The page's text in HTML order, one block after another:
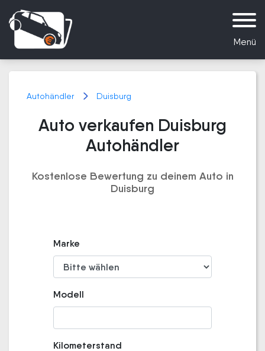
Menü
Autohändler Duisburg
Auto verkaufen Duisburg
Autohändler
Kostenlose Bewertung zu deinem Auto in
Duisburg
Marke
Modell
Kilometerstand